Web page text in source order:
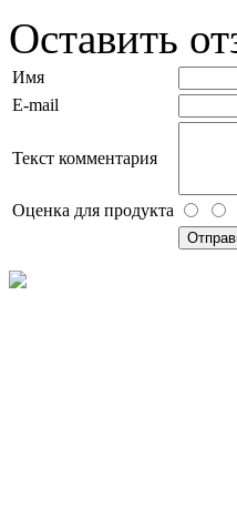
Оставить
Имя
E-mail
Текст комментария
Оценка для продукта